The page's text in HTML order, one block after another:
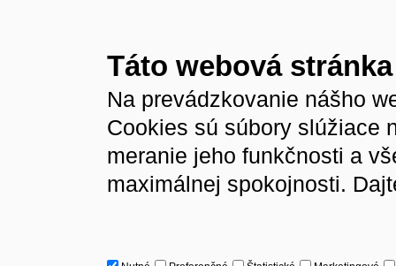
Táto webová
Na prevádzkovanie nášho
Cookies sú súbory slúžiace
meranie jeho funkčnosti a
maximálnej spokojnosti.